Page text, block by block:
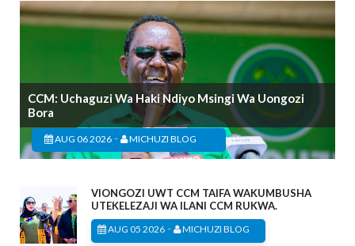
CCM: Uchaguzi Wa Haki Ndiyo Msingi Wa Uongozi
Bora
AUG 06 2026 - MICHUZI BLOG
VIONGOZI UWT CCM TAIFA WAKUMBUSHA
UTEKELEZAJI WA ILANI CCM RUKWA.
AUG 05 2026 - MICHUZI BLOG